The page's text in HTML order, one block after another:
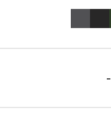
-